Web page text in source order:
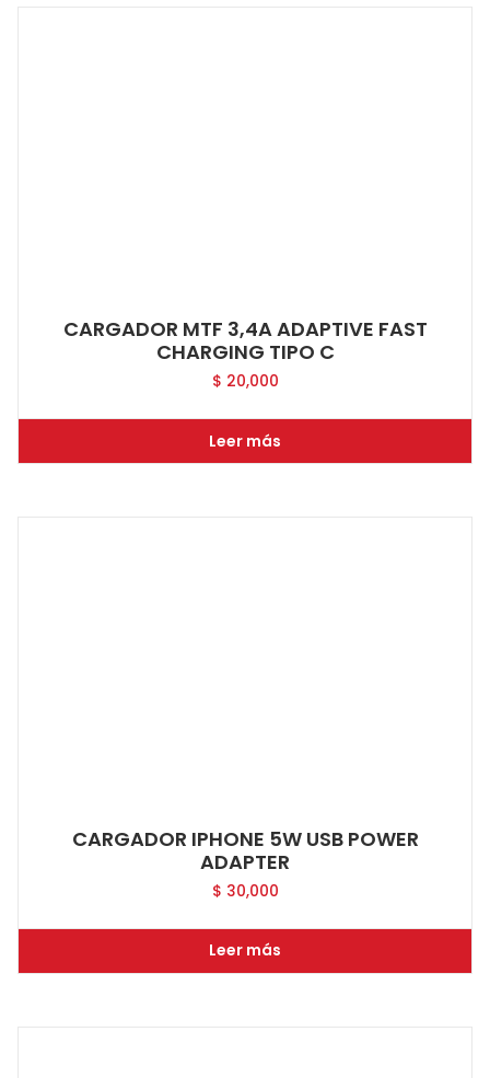
CARGADOR MTF 3,4A ADAPTIVE FAST
CHARGING TIPO C
$ 20,000
Leer más
CARGADOR IPHONE 5W USB POWER
ADAPTER
$ 30,000
Leer más